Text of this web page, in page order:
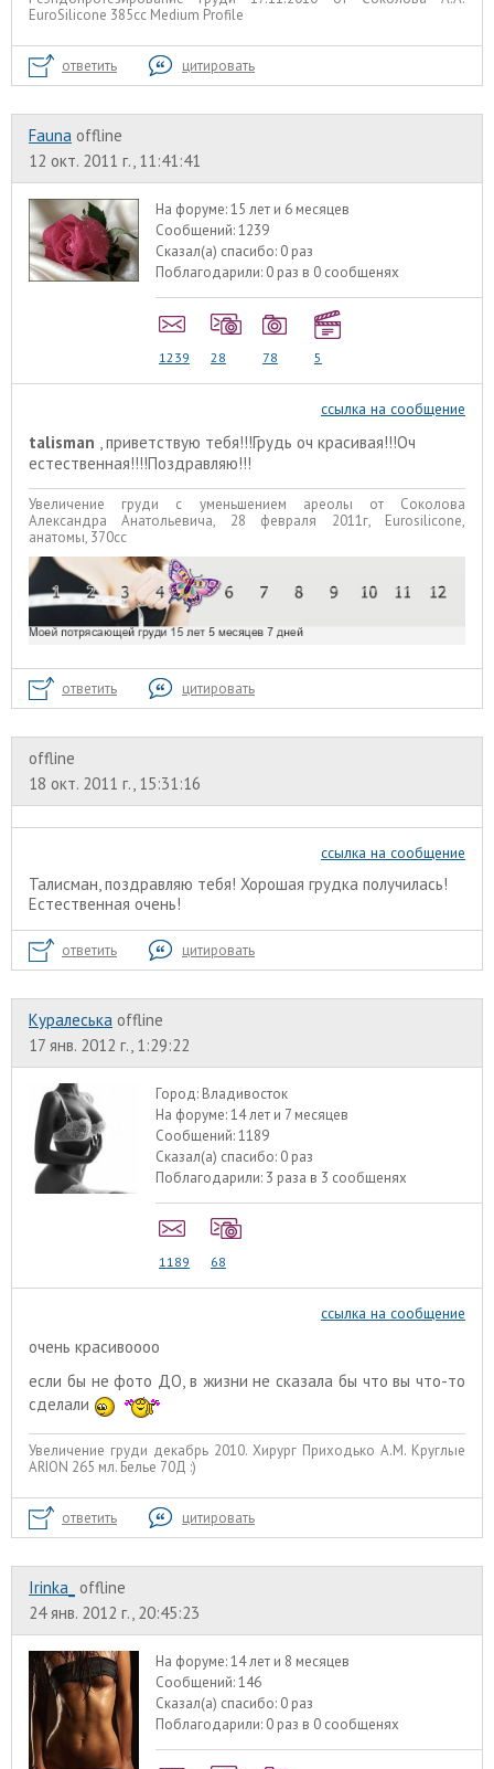
EuroSilicone 385сс Medium Profile
ответить цитировать
Fauna offline
12 окт. 2011 г., 11:41:41
На форуме:15 лет и 6 месяцев
Сообщений:1239
Сказал(а) спасибо: 0 раз
Поблагодарили: 0 раз в 0 сообщенях
1239 28 78 5
ссылка на сообщение
talisman , приветствую тебя!!!Грудь оч красивая!!!Оч
естественная!!!!Поздравляю!!!
Увеличение груди с уменьшением ареолы от Соколова
Александра Анатольевича, 28 февраля 2011г, Eurosilicone,
анатомы, 370сс
ответить цитировать
offline
18 окт. 2011 г., 15:31:16
ссылка на сообщение
Талисман, поздравляю тебя! Хорошая грудка получилась!
Естественная очень!
ответить цитировать
Куралеська offline
17 янв. 2012 г., 1:29:22
Город: Владивосток
На форуме:14 лет и 7 месяцев
Сообщений:1189
Сказал(а) спасибо: 0 раз
Поблагодарили: 3 раза в 3 сообщенях
1189 68
ссылка на сообщение
очень красивоооо
если бы не фото ДО, в жизни не сказала бы что вы что-то
сделали
Увеличение груди декабрь 2010. Хирург Приходько А.М. Круглые
ARION 265 мл. Белье 70Д :)
ответить цитировать
Irinka_ offline
24 янв. 2012 г., 20:45:23
На форуме:14 лет и 8 месяцев
Сообщений:146
Сказал(а) спасибо: 0 раз
Поблагодарили: 0 раз в 0 сообщенях